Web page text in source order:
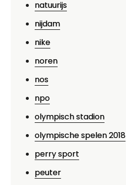
natuurijs
nijdam
nike
noren
nos
npo
olympisch stadion
olympische spelen 2018
perry sport
peuter